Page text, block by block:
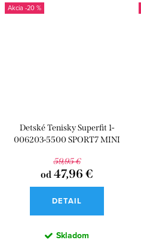
-20 %
Detské Tenisky Superfit 1-
006203-5500 SPORT7 MINI
59,95 €
od 47,96 €
DETAIL
Skladom